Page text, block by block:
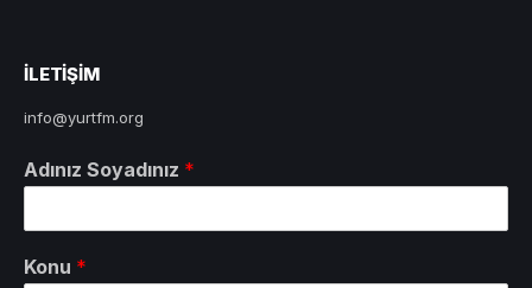
ILETIŞIM
info@yurtfm.org
Adınız Soyadınız *
Konu *